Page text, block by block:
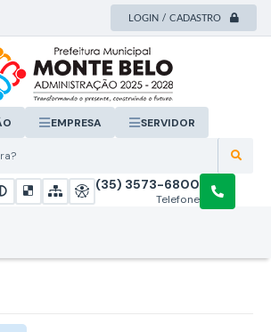
LOGIN / CADASTRO
EMPRESA SERVIDOR
Telefone
(35) 3573-6800